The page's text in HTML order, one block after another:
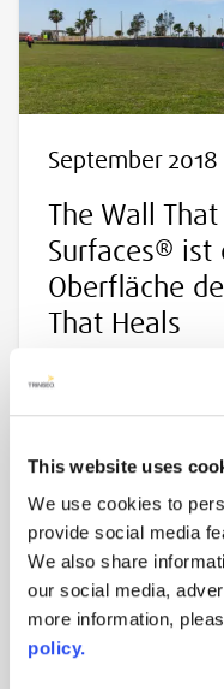
This website uses
We use cookies to
provide social media
We also share
our social media,
more information,
policy.
September 2018
The Wall
Surfaces® ist
Oberfläche
That Heals